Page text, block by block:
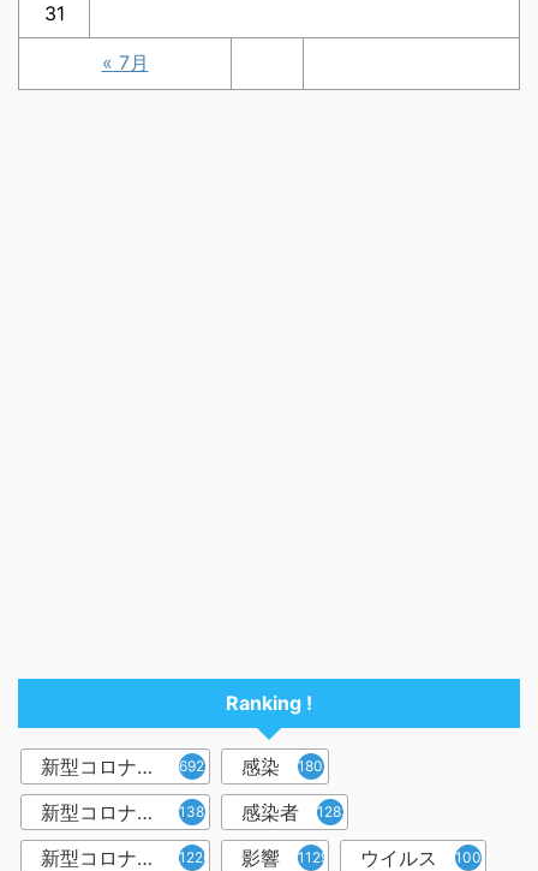
« 7月
31
Ranking !
新型コロナウイルス 6921 感染 1809
新型コロナウィルス 1382 感染者 1283
新型コロナウイルス感染症 1226 影響 1129 ウイルス 1001